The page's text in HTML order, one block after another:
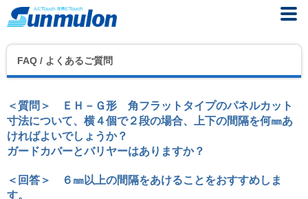
FAQ / よくあるご質問
＜質問＞ ＥＨ－Ｇ形 角フラットタイプのパネルカット
寸法について、横４個で２段の場合、上下の間隔を何㎜あ
ければよいでしょうか？
ガードカバーとバリヤーはありますか？
＜回答＞ ６㎜以上の間隔をあけることをおすすめしま
す。